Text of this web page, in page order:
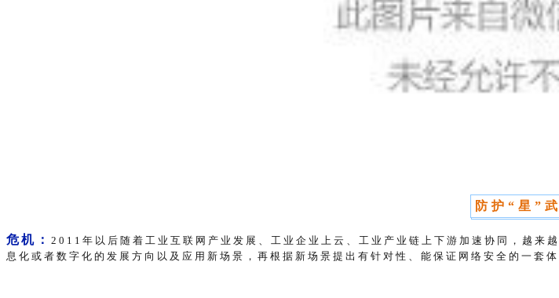
防 护 “ 星 ” 武
危机 ： 2 0 1 1 年 以 后 随 着 工 业 互 联 网 产 业 发 展 、 工 业 企 业 上 云 、 工 业 产 业 链 上 下 游 加 速 协 同 ， 越 来 越
息 化 或 者 数 字 化 的 发 展 方 向 以 及 应 用 新 场 景 ， 再 根 据 新 场 景 提 出 有 针 对性 、 能 保 证 网 络 安 全 的 一 套 体